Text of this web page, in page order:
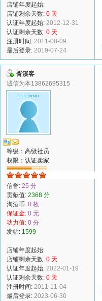
店铺年度起始:
店铺剩余天数: 0 天
认证年度起始: 2012-12-31
认证剩余天数: 0 天
注册时间: 2011-08-09
最后登录: 2019-07-24
胥溪客
诚信为本13862695315
等级：高级社员
权限： 认证卖家
信誉: 25 分
贡献值: 2368 分
淘酒币: 0 枚
保证金: 0 元
功力值: 0 分
发帖: 1599
店铺年度起始:
店铺剩余天数: 0 天
认证年度起始: 2022-01-19
认证剩余天数: 0 天
注册时间: 2011-11-04
最后登录: 2023-06-30